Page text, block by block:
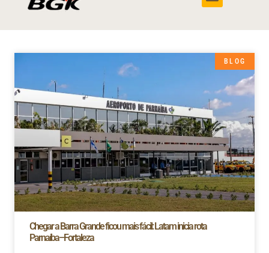
BLOG
Chegar a Barra Grande ficou mais fácil: Latam inicia rota
Parnaíba–Fortaleza